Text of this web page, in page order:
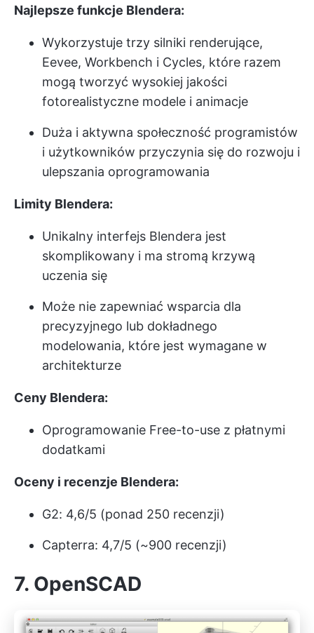
Najlepsze funkcje Blendera:
Wykorzystuje trzy silniki renderujące,
Eevee, Workbench i Cycles, które razem
mogą tworzyć wysokiej jakości
fotorealistyczne modele i animacje
Duża i aktywna społeczność programistów
i użytkowników przyczynia się do rozwoju i
ulepszania oprogramowania
Limity Blendera:
Unikalny interfejs Blendera jest
skomplikowany i ma stromą krzywą
uczenia się
Może nie zapewniać wsparcia dla
precyzyjnego lub dokładnego
modelowania, które jest wymagane w
architekturze
Ceny Blendera:
Oprogramowanie Free-to-use z płatnymi
dodatkami
Oceny i recenzje Blendera:
G2: 4,6/5 (ponad 250 recenzji)
Capterra: 4,7/5 (~900 recenzji)
7. OpenSCAD